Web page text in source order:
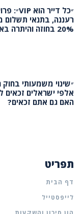
רעננה, בתנאי תשלום
20% בחוזה והיתרה באכלוס!
״שינוי משמעותי
אלפי ישראלים זכאים
האם גם אתם זכאים?
תפריט
דף הבית
לייפסטייל